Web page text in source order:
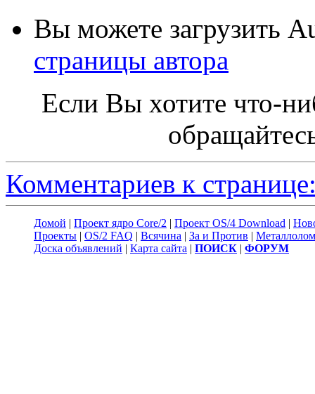
Вы можете загрузить
страницы автора
Если Вы хотите что-
Комментариев к
Домой | Проект ядро Core/2 | Проект OS/4 Download |
Проекты | OS/2 FAQ | Всячина | За и Против | Металлолом
Доска объявлений | Карта сайта | ПОИСК | ФОРУМ